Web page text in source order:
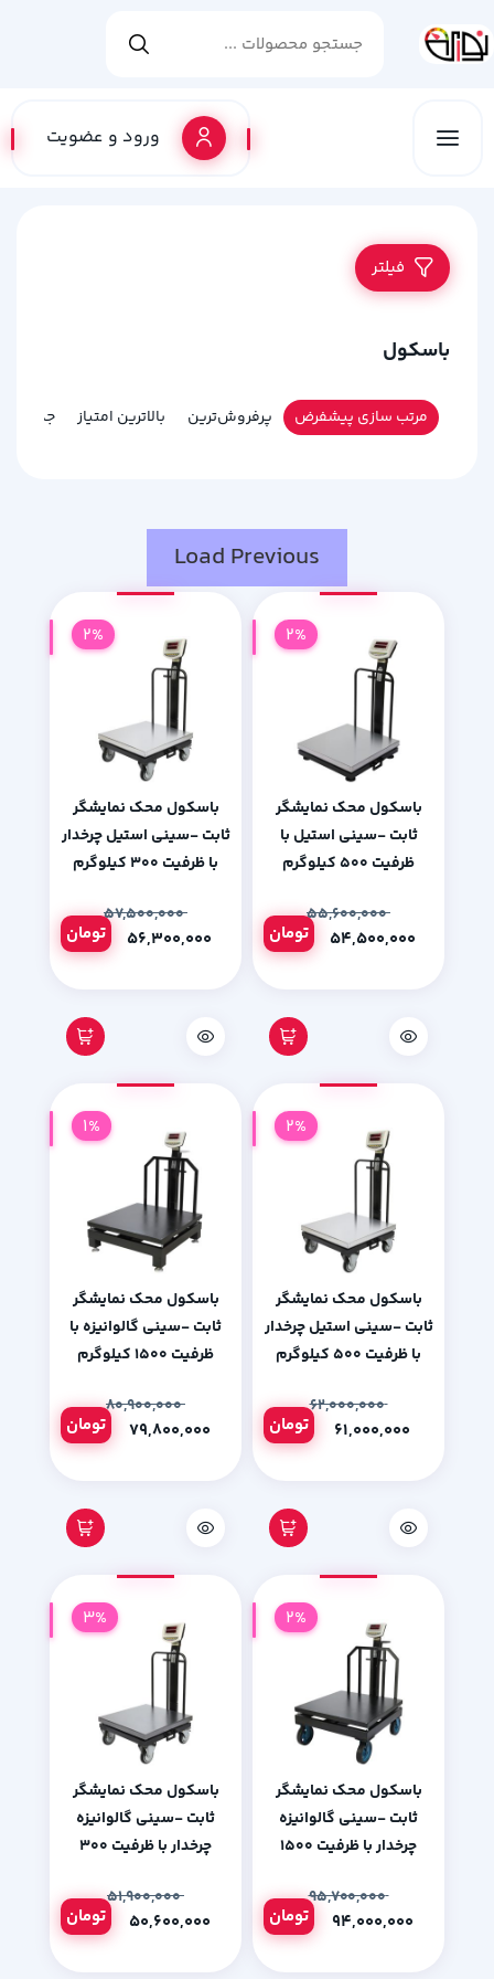
ورود و عضویت
فیلتر
باسکول
مرتب سازی پیشفرض پرفروش‌ترین بالاترین امتیاز
Load Previous
باسکول محک نمایشگر
ثابت -سینی استیل با
ظرفیت 500 کیلوگرم
۵۵,۶۰۰,۰۰۰
تومان
2%
باسکول محک نمایشگر
ثابت -سینی استیل چرخدار
با ظرفیت 300 کیلوگرم
۵۷,۵۰۰,۰۰۰
تومان
2%
باسکول محک نمایشگر
ثابت -سینی استیل چرخدار
با ظرفیت 500 کیلوگرم
۶۲,۰۰۰,۰۰۰
تومان
2%
باسکول محک نمایشگر
ثابت -سینی گالوانیزه با
ظرفیت 1500 کیلوگرم
۸۰,۹۰۰,۰۰۰
تومان
1%
باسکول محک نمایشگر
ثابت -سینی گالوانیزه
چرخدار با ظرفیت 1500
۹۵,۷۰۰,۰۰۰
تومان
2%
باسکول محک نمایشگر
ثابت -سینی گالوانیزه
چرخدار با ظرفیت 300
۵۱,۹۰۰,۰۰۰
تومان
3%